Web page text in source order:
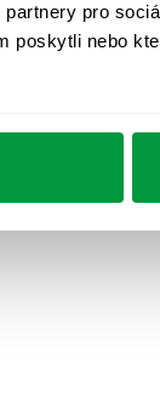
pro
poskytli nebo